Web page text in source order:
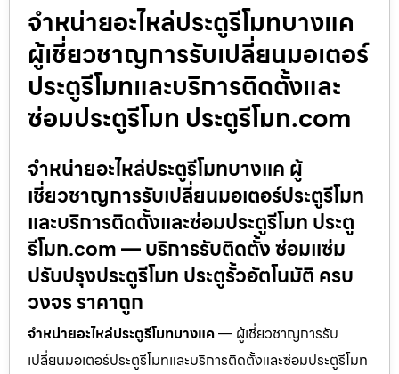
จำหน่ายอะไหล่ประตูรีโมทบางแค
ผู้เชี่ยวชาญการรับเปลี่ยนมอเตอร์
ประตูรีโมทและบริการติดตั้งและ
ซ่อมประตูรีโมท ประตูรีโมท.com
จำหน่ายอะไหล่ประตูรีโมทบางแค ผู้
เชี่ยวชาญการรับเปลี่ยนมอเตอร์ประตูรีโมท
และบริการติดตั้งและซ่อมประตูรีโมท ประตู
รีโมท.com — บริการรับติดตั้ง ซ่อมแซ่ม
ปรับปรุงประตูรีโมท ประตูรั้วอัตโนมัติ ครบ
วงจร ราคาถูก
จำหน่ายอะไหล่ประตูรีโมทบางแค— ผู้เชี่ยวชาญการรับ
เปลี่ยนมอเตอร์ประตูรีโมทและบริการติดตั้งและซ่อมประตูรีโมท